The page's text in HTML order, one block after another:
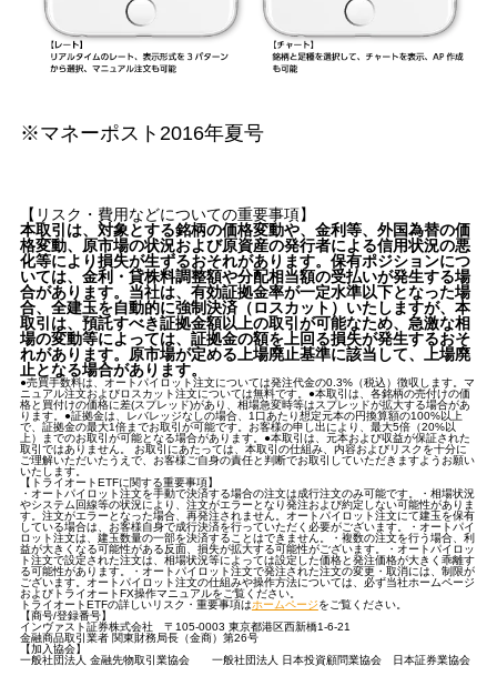
※マネーポスト2016年夏号
【リスク・費用などについての重要事項】
本取引は、対象とする銘柄の価格変動や、金利等、外国為替の価
格変動、原市場の状況および原資産の発行者による信用状況の悪
化等により損失が生ずるおそれがあります。保有ポジションにつ
いては、金利・貸株料調整額や分配相当額の受払いが発生する場
合があります。当社は、有効証拠金率が一定水準以下となった場
合、全建玉を自動的に強制決済（ロスカット）いたしますが、本
取引は、預託すべき証拠金額以上の取引が可能なため、急激な相
場の変動等によっては、証拠金の額を上回る損失が発生するおそ
れがあります。原市場が定める上場廃止基準に該当して、上場廃
止となる場合があります。
●売買手数料は、オートパイロット注文については発注代金の0.3%（税込）徴収します。マ
ニュアル注文およびロスカット注文については無料です。●本取引は、各銘柄の売付けの価
格と買付けの価格に差(スプレッド)があり、相場急変時等はスプレッドが拡大する場合があ
ります。●証拠金は、レバレッジなしの場合、1口あたり想定元本の円換算額の100%以上
で、証拠金の最大1倍までお取引が可能です。お客様の申し出により、最大5倍（20%以
上）までのお取引が可能となる場合があります。●本取引は、元本および収益が保証された
取引ではありません。 お取引にあたっては、本取引の仕組み、内容およびリスクを十分に
ご理解いただいたうえで、お客様ご自身の責任と判断でお取引していただきますようお願い
いたします。
【トライオートETFに関する重要事項】
・オートパイロット注文を手動で決済する場合の注文は成行注文のみ可能です。・相場状況
やシステム回線等の状況により、注文がエラーとなり発注および約定しない可能性がありま
す。注文がエラーとなった場合、再発注されません。オートパイロット注文にて建玉を保有
している場合は、お客様自身で成行決済を行っていただく必要がございます。・オートパイ
ロット注文は、建玉数量の一部を決済することはできません。・複数の注文を行う場合、利
益が大きくなる可能性がある反面、損失が拡大する可能性がございます。・オートパイロッ
ト注文で設定された注文は、相場状況等によっては設定した価格と発注価格が大きく乖離す
る可能性があります。・オートパイロット注文で発注された注文の変更・取消には、制限が
ございます。オートパイロット注文の仕組みや操作方法については、必ず当社ホームページ
およびトライオートFX操作マニュアルをご覧ください。
トライオートETFの詳しいリスク・重要事項はホームページをご覧ください。
【商号/登録番号】
インヴァスト証券株式会社 〒105-0003 東京都港区西新橋1-6-21
金融商品取引業者 関東財務局長（金商）第26号
【加入協会】
一般社団法人 金融先物取引業協会 一般社団法人 日本投資顧問業協会 日本証券業協会